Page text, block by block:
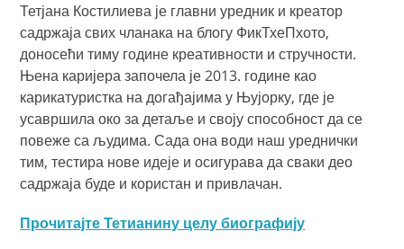
Тетјана Костилиева је главни уредник и креатор
садржаја свих чланака на блогу ФикТхеПхото,
доносећи тиму године креативности и стручности.
Њена каријера започела је 2013. године као
карикатуристка на догађајима у Њујорку, где је
усавршила око за детаље и своју способност да се
повеже са људима. Сада она води наш уреднички
тим, тестира нове идеје и осигурава да сваки део
садржаја буде и користан и привлачан.
Прочитајте Тетианину целу биографију